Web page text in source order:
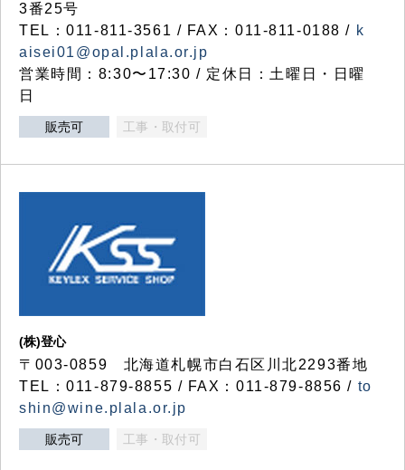
3番25号
TEL：011-811-3561 / FAX：011-811-0188 / k
aisei01@opal.plala.or.jp
営業時間：8:30〜17:30 / 定休日：土曜日・日曜
日
販売可 工事・取付可
(株)登心
〒003-0859 北海道札幌市白石区川北2293番地
TEL：011-879-8855 / FAX：011-879-8856 / to
shin@wine.plala.or.jp
販売可 工事・取付可